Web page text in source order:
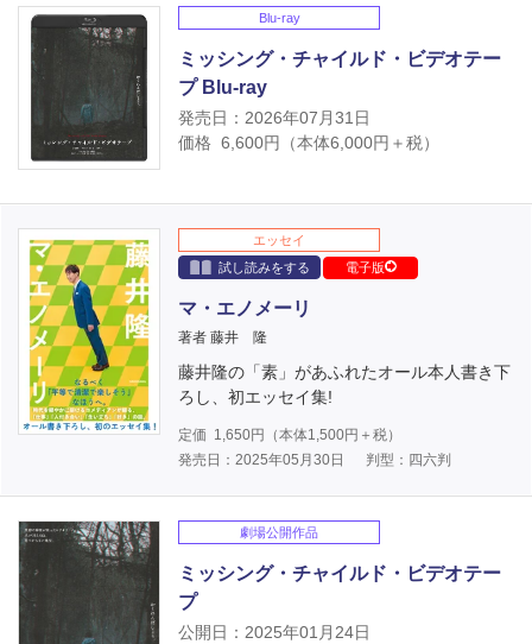
Blu-ray
ミッシング・チャイルド・ビデオテー
プ Blu-ray
発売日：2026年07月31日
価格 6,600円（本体6,000円＋税）
エッセイ
試し読みをする
電子版
マ・エノメーリ
著者 藤井 隆
藤井隆の「素」があふれたオール本人書き下
ろし、初エッセイ集!
定価 1,650円（本体1,500円＋税）
発売日：2025年05月30日
判型：四六判
劇場公開作品
ミッシング・チャイルド・ビデオテー
プ
公開日：2025年01月24日